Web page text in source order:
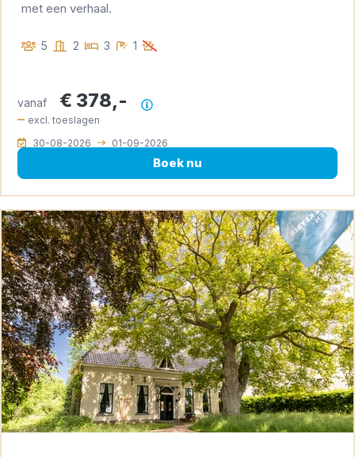
met een verhaal.
5 2 3 1
vanaf € 378,-
excl. toeslagen
30-08-2026
01-09-2026
Boek nu